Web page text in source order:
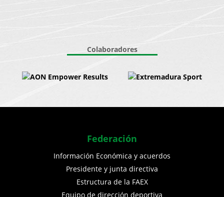
Colaboradores
Federación
Información Económica y acuerdos
Presidente y junta directiva
Estructura de la FAEX
Equipo de dirección deportiva